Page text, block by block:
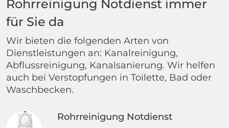
Rohrreinigung Notdienst immer
für Sie da
Wir bieten die folgenden Arten von
Dienstleistungen an: Kanalreinigung,
Abflussreinigung, Kanalsanierung. Wir helfen
auch bei Verstopfungen in Toilette, Bad oder
Waschbecken.
Rohrreinigung Notdienst